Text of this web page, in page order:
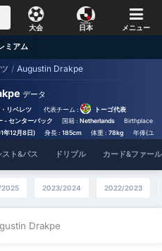
大会 日本 メニュー
ミアム
/ Augustin Drakpe
データ
リベレツ 代表チーム :
トーゴ代表
- センターバック 国籍 : Netherlands Birthplace :
年12月8日) 身長 : 185cm 体重 : 78kg 年俸(ユ
スト&パス ドリブル カード&ファール
2023/2024 2022/2023
Drakpe